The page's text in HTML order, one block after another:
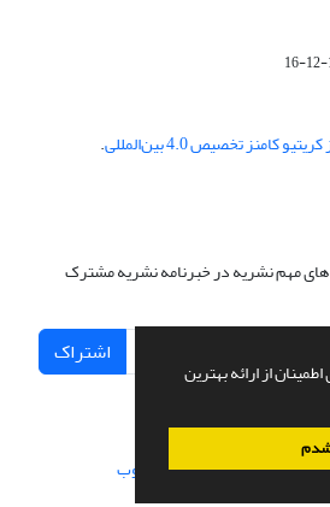
از ارائه بهترین
کامنز تخصیص 4.0 بین‌المللی .
های مهم نشریه در خبرنامه نشریه مشترک
اشتراک
طراحی و پیاده سازی از سیناوب